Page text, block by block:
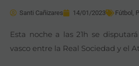
Santi Cañizares 14/01/2023 Fútbol ,
Esta noche a las 21h se
vasco entre la Real Sociedad y el